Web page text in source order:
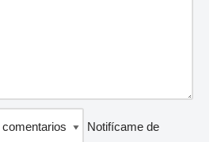
Notifícame de